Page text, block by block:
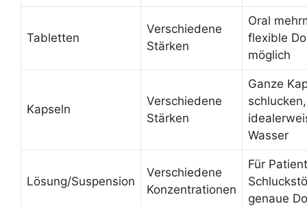
Tabletten
Verschiedene
Stärken
Oral
flexible
möglich
Kapseln
Verschiedene
Stärken
Ganze
schlucken,
Wasser
Lösung/Suspension
Verschiedene
Konzentrationen
Für
genaue